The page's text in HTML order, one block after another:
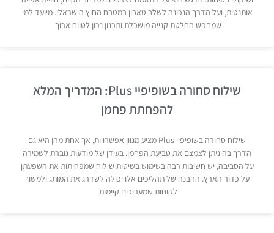
אותנטית, ועל הדרך הנכונה לשלב טאבון במטבח החוץ הישראלי. מיועד למי
שמחפש החלטת קנייה מושכלת ותכנון נכון לטווח ארוך.
שילוח סחורה בשופיפיי Plus: המדריך המלא
להפחתת פחמן
שילוח סחורה בשופיפיי Plus מציע מגוון אפשרויות, אך אחת מהן היא גם
הדרך בה ניתן לצמצם את טביעת הפחמן. בעידן של מודעות גוברת לשמירה
על הסביבה, יש חשיבות רבה בשימוש בשיטות שילוח שמפחיתות את השפעתן
על כדור הארץ. ההבנה של תהליכים אלו יכולה לשדרג את המותג ולמשוך
לקוחות שמעריכים קיימות.